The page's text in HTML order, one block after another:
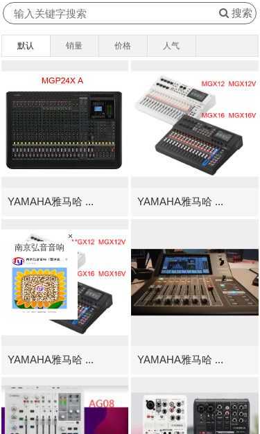
搜索
默认 销量 价格 人气
YAMAHA雅马哈 ... YAMAHA雅马哈 ...
YAMAHA雅马哈 ... YAMAHA雅马哈 ...
×
南京弘音音响